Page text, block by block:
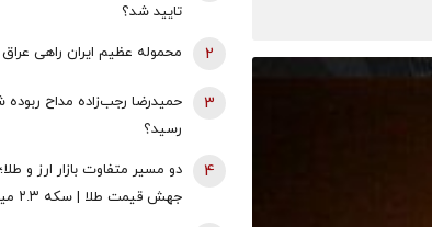
تایید شد؟
محموله عظیم ایران راهی 2
حمیدرضا رجب‌زاده مداح
رسید؟
3
دو مسیر متفاوت بازار ارز و
جهش قیمت طلا | سکه ۲.۳ میلیون گران شد
4